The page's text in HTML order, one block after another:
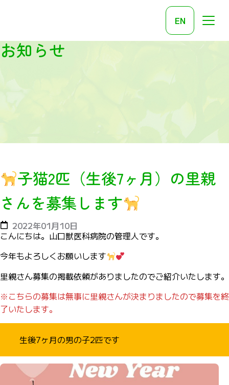
EN
お知らせ
子猫2匹（生後7ヶ月）の里親
さんを募集します
2022年01月10日
こんにちは。山口獣医科病院の管理人です。
今年もよろしくお願いします
里親さん募集の掲載依頼がありましたのでご紹介いたします。
※こちらの募集は無事に里親さんが決まりましたので募集を終
了いたします。
生後7ヶ月の男の子2匹です